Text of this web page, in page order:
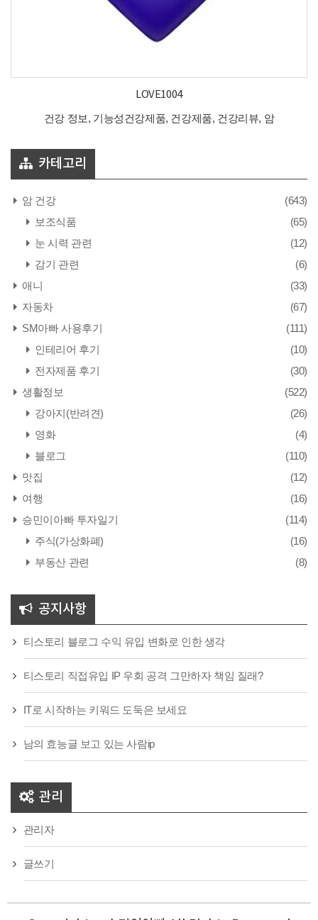
LOVE1004
건강 정보, 기능성건강제품, 건강제품, 건강리뷰, 암
카테고리
암 건강
(643)
보조식품
(65)
눈 시력 관련
(12)
감기 관련
(6)
애니
(33)
자동차
(67)
SM아빠 사용후기
(111)
인테리어 후기
(10)
전자제품 후기
(30)
생활정보
(522)
강아지(반려견)
(26)
영화
(4)
블로그
(110)
맛집
(12)
여행
(16)
승민이아빠 투자일기
(114)
주식(가상화폐)
(16)
부동산 관련
(8)
공지사항
티스토리 블로그 수익 유입 변화로 인한 생각
티스토리 직접유입 IP 우회 공격 그만하자 책임 질래?
IT로 시작하는 키워드 도둑은 보세요
남의 효능글 보고 있는 사람ip
관리
관리자
글쓰기